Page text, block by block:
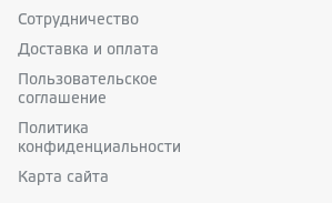
Сотрудничество
Доставка и оплата
Пользовательское
соглашение
Политика
конфиденциальности
Карта сайта